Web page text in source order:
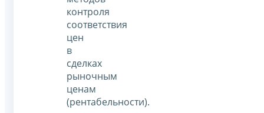
контроля
соответствия
цен
в
сделках
рыночным
ценам
(рентабельности).